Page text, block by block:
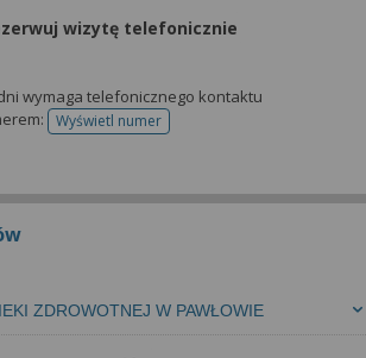
wizytę telefonicznie
wymaga telefonicznego kontaktu
Wyświetl numertelefonu do rejestracji
ZDROWOTNEJ W PAWŁOWIE